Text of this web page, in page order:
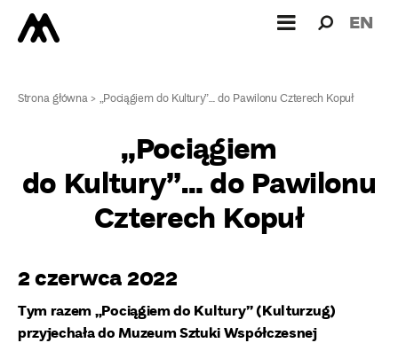
dla: EN
Strona główna>„Pociągiem do Kultury”… do Pawilonu Czterech Kopuł
„Pociągiem
do Kultury”… do Pawilonu
Czterech Kopuł
2 czerwca 2022
Tym razem „Pociągiem do Kultury” (Kulturzug)
przyjechała do Muzeum Sztuki Współczesnej